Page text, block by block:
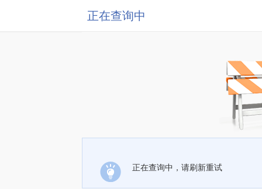
正在查询中
正在查询中，请刷新重试